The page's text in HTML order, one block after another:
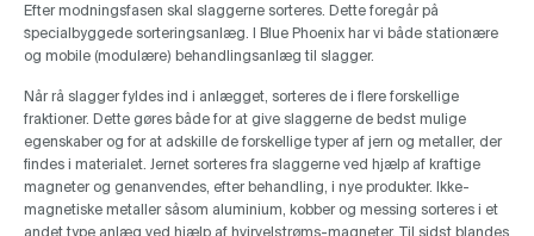
Efter modningsfasen skal slaggerne sorteres. Dette foregår på
specialbyggede sorteringsanlæg. I Blue Phoenix har vi både stationære
og mobile (modulære) behandlingsanlæg til slagger.
Når rå slagger fyldes ind i anlægget, sorteres de i flere forskellige
fraktioner. Dette gøres både for at give slaggerne de bedst mulige
egenskaber og for at adskille de forskellige typer af jern og metaller, der
findes i materialet. Jernet sorteres fra slaggerne ved hjælp af kraftige
magneter og genanvendes, efter behandling, i nye produkter. Ikke-
magnetiske metaller såsom aluminium, kobber og messing sorteres i et
andet type anlæg ved hjælp af hvirvelstrøms-magneter. Til sidst blandes